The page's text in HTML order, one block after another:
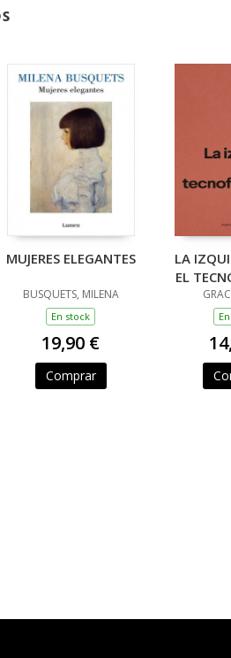
MUJERES ELEGANTES
BUSQUETS, MILENA
En stock
19,90 €
Comprar
LA
EL